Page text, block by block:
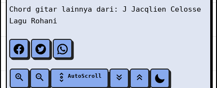
Chord gitar lainnya dari: J
Jacqlien Celosse
Lagu Rohani
AutoScroll